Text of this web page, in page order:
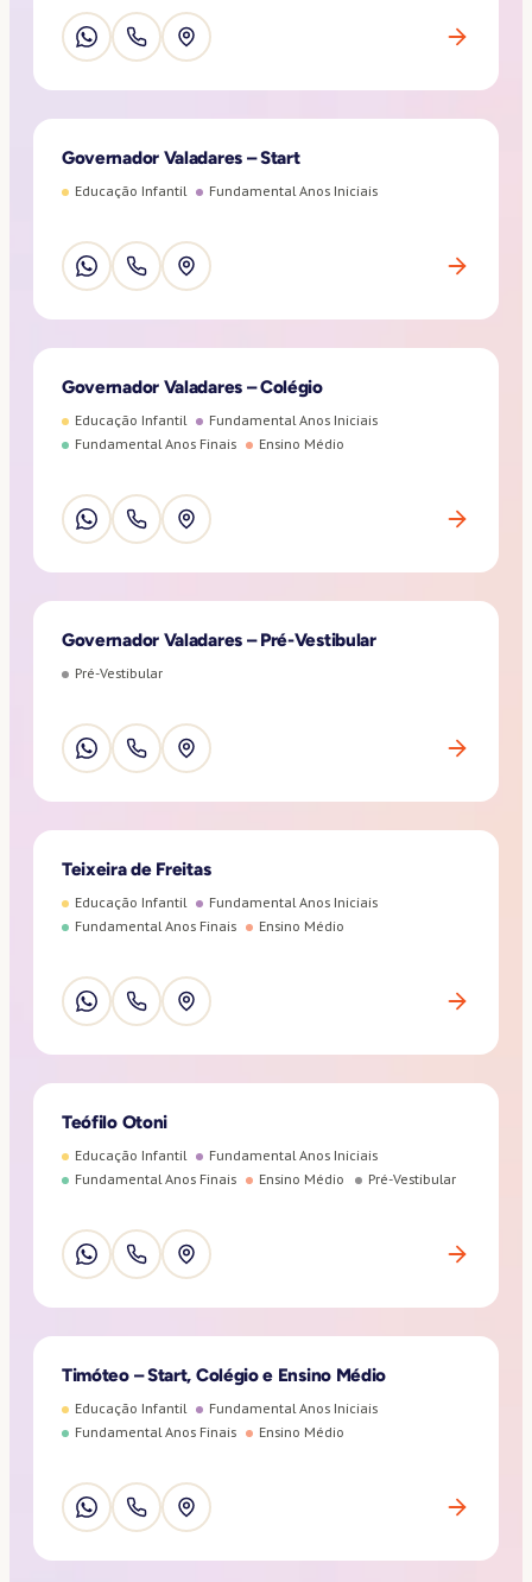
Governador Valadares – Start
Educação Infantil Fundamental Anos Iniciais
Governador Valadares – Colégio
Educação Infantil
Fundamental Anos Iniciais
Fundamental Anos Finais
Ensino Médio
Governador Valadares – Pré-Vestibular
Pré-Vestibular
Teixeira de Freitas
Educação Infantil
Fundamental Anos Iniciais
Fundamental Anos Finais
Ensino Médio
Teófilo Otoni
Educação Infantil
Fundamental Anos Iniciais
Fundamental Anos Finais
Ensino Médio Pré-Vestibular
Timóteo – Start, Colégio e Ensino Médio
Educação Infantil
Fundamental Anos Iniciais
Fundamental Anos Finais
Ensino Médio